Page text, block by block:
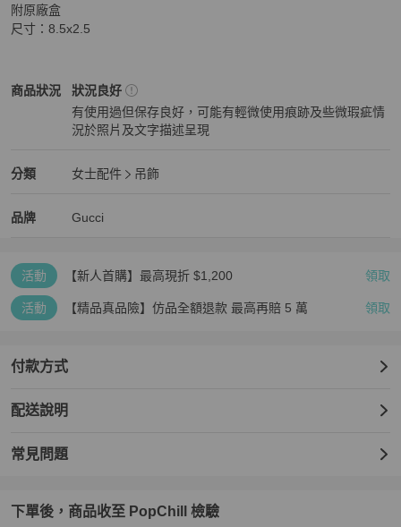
附原廠盒
尺寸：8.5x2.5
商品狀況
Gucci女士配件商品狀態與細節
狀況良好
有使用過但保存良好，可能有輕微使用痕跡及些微瑕疵情
況於照片及文字描述呈現
分類
Gucci 女士配件分類資訊
女士配件
吊飾
品牌
Gucci 女士配件
Gucci
Gucci 推薦清單
活動 【新人首購】最高現折 $1,200 領取
活動 【精品真品險】仿品全額退款 最高再賠 5 萬 領取
付款方式
配送說明
常見問題
下單後，商品收至 PopChill 檢驗